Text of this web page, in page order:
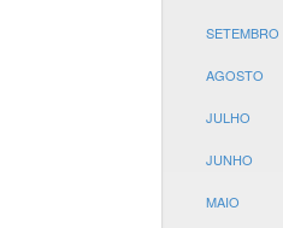
SETEMBRO
AGOSTO
JULHO
JUNHO
MAIO